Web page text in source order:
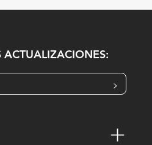
ACTUALIZACIONES:
>